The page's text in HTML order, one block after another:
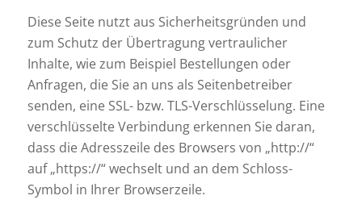
Diese Seite nutzt aus Sicherheitsgründen und
zum Schutz der Übertragung vertraulicher
Inhalte, wie zum Beispiel Bestellungen oder
Anfragen, die Sie an uns als Seitenbetreiber
senden, eine SSL- bzw. TLS-Verschlüsselung. Eine
verschlüsselte Verbindung erkennen Sie daran,
dass die Adresszeile des Browsers von „http://“
auf „https://“ wechselt und an dem Schloss-
Symbol in Ihrer Browserzeile.